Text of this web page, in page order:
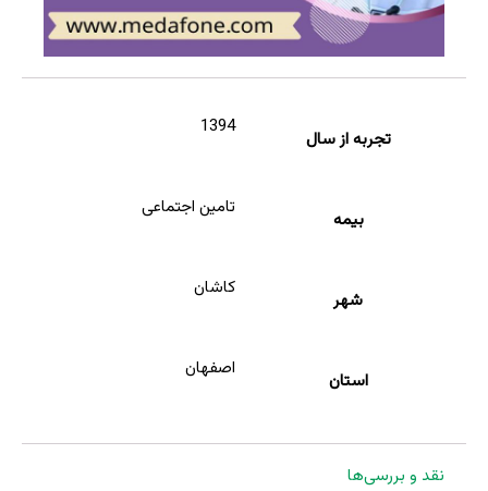
تجربه از سال
1394
بیمه
تامین اجتماعی
شهر
کاشان
استان
اصفهان
نقد و بررسی‌ها